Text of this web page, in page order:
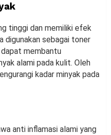
tinggi dan memiliki efek
digunakan sebagai toner
membantu
alami pada kulit. Oleh
kadar minyak pada
anti inflamasi alami yang